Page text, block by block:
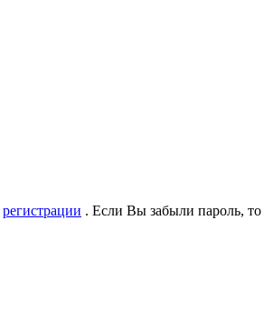
регистрации . Если Вы забыли пароль,